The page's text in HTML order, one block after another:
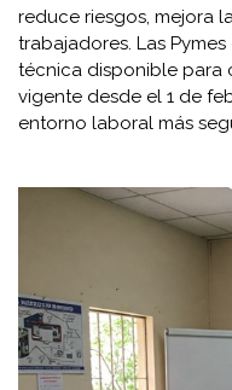
reduce riesgos, mejora
trabajadores. Las
técnica disponible para
vigente desde el 1 de
entorno laboral más